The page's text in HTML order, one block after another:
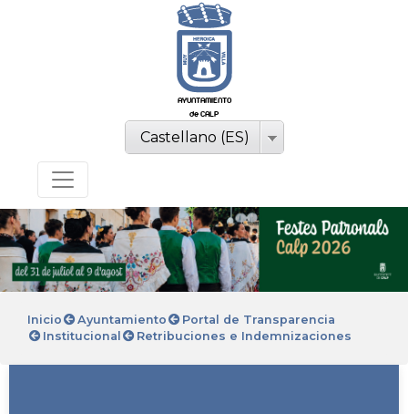
AYUNTAMIENTO
de CALP
Castellano (ES)
Inicio Ayuntamiento
Portal de Transparencia
Institucional
Retribuciones e Indemnizaciones